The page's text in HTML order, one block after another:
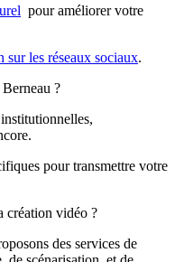
pour améliorer votre
sur les réseaux sociaux.
?
pour transmettre votre
création vidéo ?
des services de